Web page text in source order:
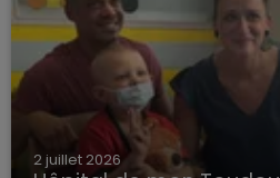
2 juillet 2026